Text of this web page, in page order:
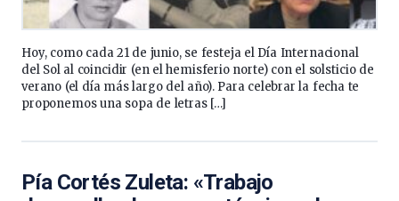
Hoy, como cada 21 de junio, se festeja el Día Internacional
del Sol al coincidir (en el hemisferio norte) con el solsticio de
verano (el día más largo del año). Para celebrar la fecha te
proponemos una sopa de letras […]
Pía Cortés Zuleta: «Trabajo